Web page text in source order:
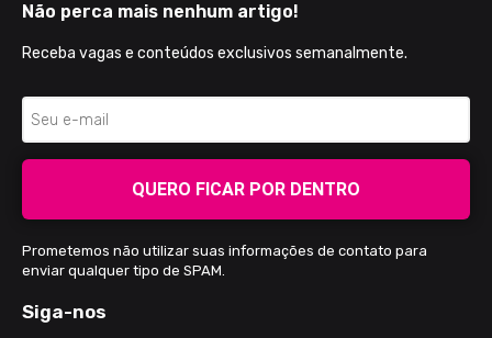
Não perca mais nenhum artigo!
Receba vagas e conteúdos exclusivos semanalmente.
QUERO FICAR POR DENTRO
Prometemos não utilizar suas informações de contato para
enviar qualquer tipo de SPAM.
Siga-nos